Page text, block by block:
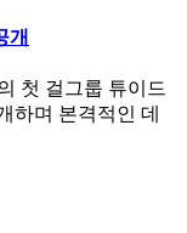
개
첫 걸그룹 튜이드
하며 본격적인 데